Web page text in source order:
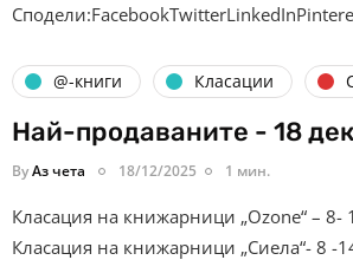
@-книги Класации
Най-продаваните - 18
ByАз чета 18/12/2025 1 мин.
Класация на книжарници „Ozone“ –
Класация на книжарници „Сиела“- 8 -